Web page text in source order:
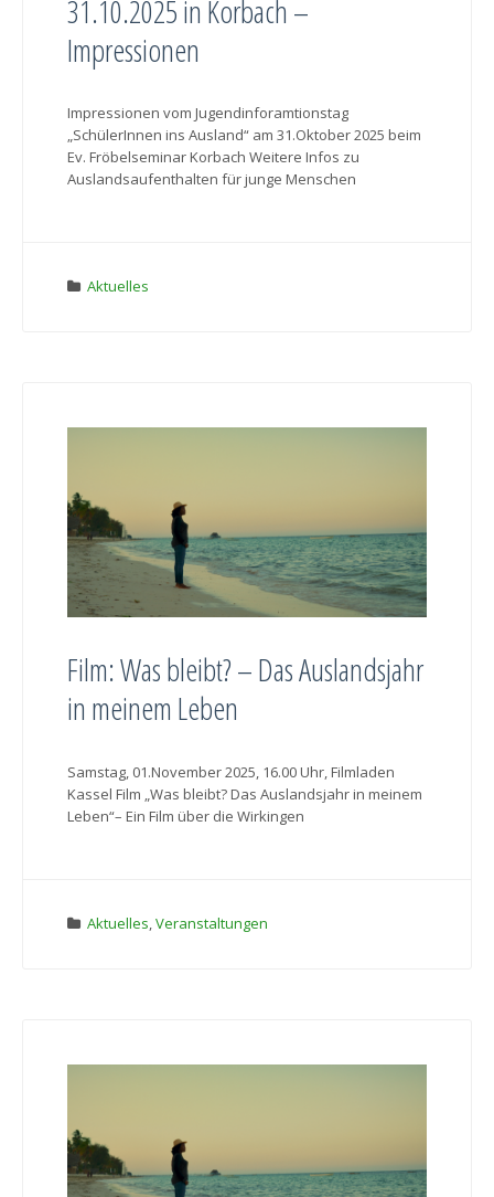
31.10.2025 in Korbach –
Impressionen
Impressionen vom Jugendinforamtionstag
„SchülerInnen ins Ausland“ am 31.Oktober 2025 beim
Ev. Fröbelseminar Korbach Weitere Infos zu
Auslandsaufenthalten für junge Menschen
Aktuelles
Film: Was bleibt? – Das Auslandsjahr
in meinem Leben
Samstag, 01.November 2025, 16.00 Uhr, Filmladen
Kassel Film „Was bleibt? Das Auslandsjahr in meinem
Leben“– Ein Film über die Wirkingen
Aktuelles,Veranstaltungen